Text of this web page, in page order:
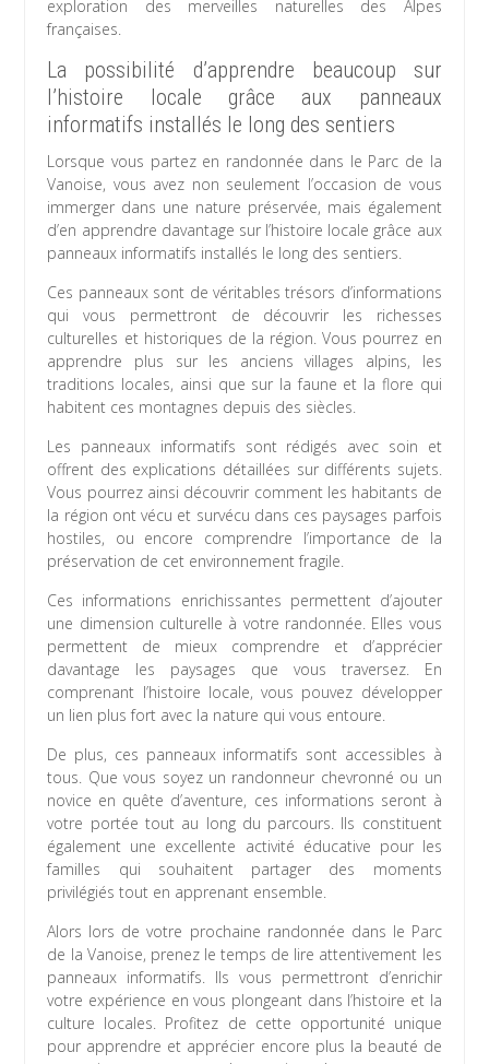
exploration des merveilles naturelles des Alpes
françaises.
La possibilité d’apprendre beaucoup sur
l’histoire locale grâce aux panneaux
informatifs installés le long des sentiers
Lorsque vous partez en randonnée dans le Parc de la
Vanoise, vous avez non seulement l’occasion de vous
immerger dans une nature préservée, mais également
d’en apprendre davantage sur l’histoire locale grâce aux
panneaux informatifs installés le long des sentiers.
Ces panneaux sont de véritables trésors d’informations
qui vous permettront de découvrir les richesses
culturelles et historiques de la région. Vous pourrez en
apprendre plus sur les anciens villages alpins, les
traditions locales, ainsi que sur la faune et la flore qui
habitent ces montagnes depuis des siècles.
Les panneaux informatifs sont rédigés avec soin et
offrent des explications détaillées sur différents sujets.
Vous pourrez ainsi découvrir comment les habitants de
la région ont vécu et survécu dans ces paysages parfois
hostiles, ou encore comprendre l’importance de la
préservation de cet environnement fragile.
Ces informations enrichissantes permettent d’ajouter
une dimension culturelle à votre randonnée. Elles vous
permettent de mieux comprendre et d’apprécier
davantage les paysages que vous traversez. En
comprenant l’histoire locale, vous pouvez développer
un lien plus fort avec la nature qui vous entoure.
De plus, ces panneaux informatifs sont accessibles à
tous. Que vous soyez un randonneur chevronné ou un
novice en quête d’aventure, ces informations seront à
votre portée tout au long du parcours. Ils constituent
également une excellente activité éducative pour les
familles qui souhaitent partager des moments
privilégiés tout en apprenant ensemble.
Alors lors de votre prochaine randonnée dans le Parc
de la Vanoise, prenez le temps de lire attentivement les
panneaux informatifs. Ils vous permettront d’enrichir
votre expérience en vous plongeant dans l’histoire et la
culture locales. Profitez de cette opportunité unique
pour apprendre et apprécier encore plus la beauté de